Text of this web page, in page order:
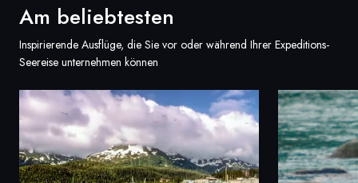
Am beliebtesten
Inspirierende Ausflüge, die Sie vor oder während Ihrer Expeditions-
Seereise unternehmen können